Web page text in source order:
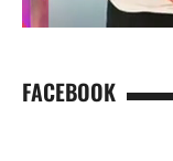
FACEBOOK